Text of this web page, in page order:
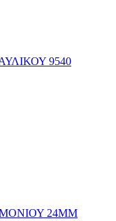
9540
24ΜΜ